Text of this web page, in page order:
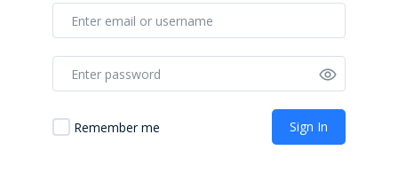
Remember me Sign In